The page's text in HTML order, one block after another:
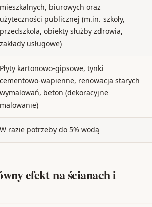
mieszkalnych, biurowych oraz
użyteczności publicznej (m.in. szkoły,
przedszkola, obiekty służby zdrowia,
zakłady usługowe)
Płyty kartonowo-gipsowe, tynki
cementowo-wapienne, renowacja starych
wymalowań, beton (dekoracyjne
malowanie)
W razie potrzeby do 5% wodą
efekt na ścianach i